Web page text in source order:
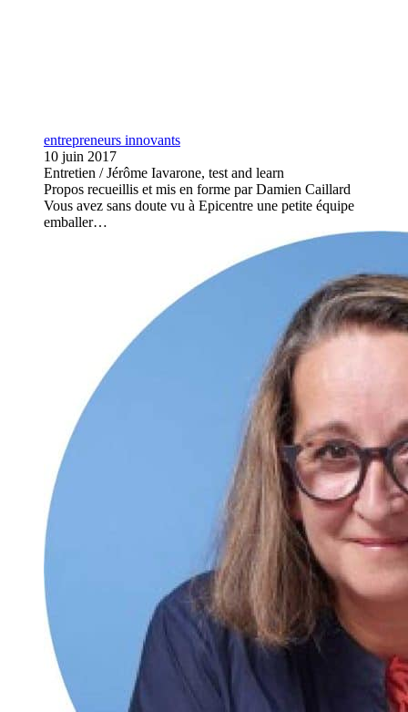
entrepreneurs innovants
10 juin 2017
Entretien / Jérôme Iavarone, test and learn
Propos recueillis et mis en forme par Damien Caillard
Vous avez sans doute vu à Epicentre une petite équipe
emballer…